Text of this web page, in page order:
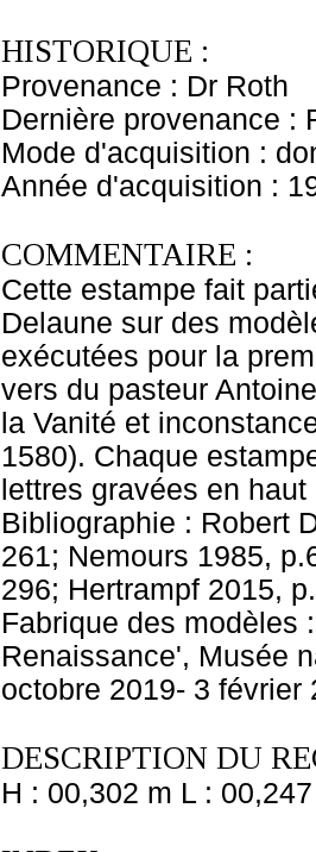
HISTORIQUE :
Provenance : Dr Roth
Dernière provenance :
Mode d'acquisition :
Année d'acquisition :
COMMENTAIRE :
Cette estampe fait
Delaune sur des
exécutées pour la
vers du pasteur
la Vanité et
1580). Chaque
lettres gravées en
Bibliographie : Robert
261; Nemours 1985,
296; Hertrampf 2015,
Fabrique des modèles
Renaissance', Musée
octobre 2019- 3 février
DESCRIPTION DU
H : 00,302 m L :